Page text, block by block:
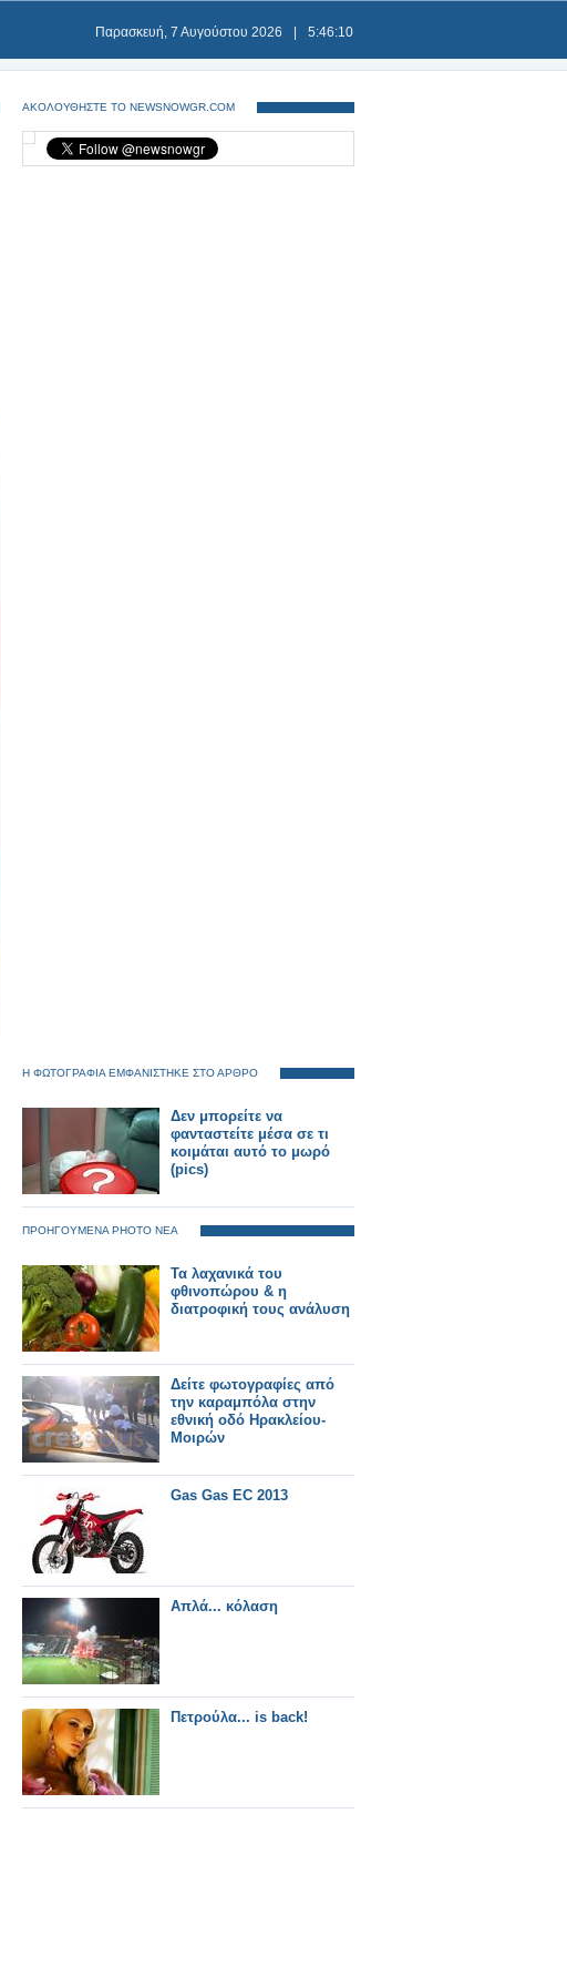
Παρασκευή, 7 Αυγούστου 2026 5:46:11
ΑΚΟΛΟΥΘΗΣΤΕ ΤΟ NEWSNOWGR.COM
Η ΦΩΤΟΓΡΑΦΙΑ ΕΜΦΑΝΙΣΤΗΚΕ ΣΤΟ ΑΡΘΡΟ
Δεν μπορείτε να
φανταστείτε μέσα σε τι
κοιμάται αυτό το μωρό
(pics)
ΠΡΟΗΓΟΥΜΕΝΑ PHOTO ΝΕΑ
Τα λαχανικά του
φθινοπώρου & η
διατροφική τους ανάλυση
Δείτε φωτογραφίες από
την καραμπόλα στην
εθνική οδό Ηρακλείου-
Μοιρών
Gas Gas EC 2013
Απλά... κόλαση
Πετρούλα... is back!